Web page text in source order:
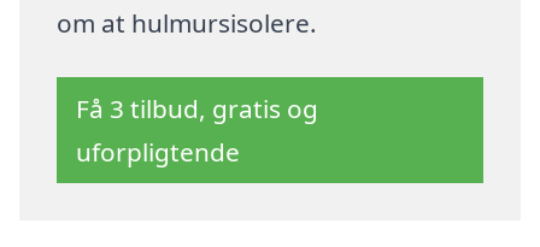
om at hulmursisolere.
Få 3 tilbud, gratis og
uforpligtende